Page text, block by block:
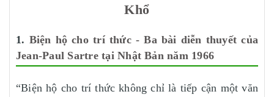
Khổ
1. Biện hộ cho trí thức - Ba bài diễn thuyết của
Jean-Paul Sartre tại Nhật Bản năm 1966
“Biện hộ cho trí thức không chỉ là tiếp cận một văn